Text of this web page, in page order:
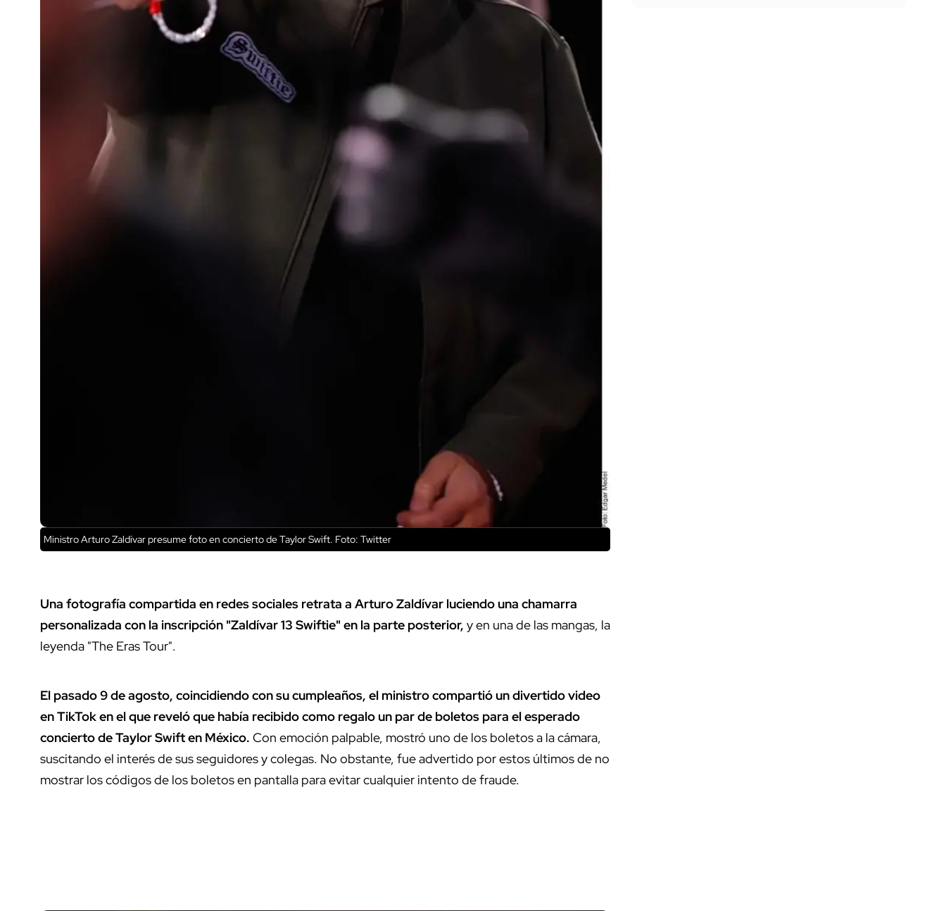
Ministro Arturo Zaldívar presume foto en concierto de Taylor Swift. Foto: Twitter
Una fotografía compartida en redes sociales retrata a Arturo Zaldívar luciendo una chamarra
personalizada con la inscripción "Zaldívar 13 Swiftie" en la parte posterior, y en una de las mangas, la
leyenda "The Eras Tour".
El pasado 9 de agosto, coincidiendo con su cumpleaños, el ministro compartió un divertido video
en TikTok en el que reveló que había recibido como regalo un par de boletos para el esperado
concierto de Taylor Swift en México. Con emoción palpable, mostró uno de los boletos a la cámara,
suscitando el interés de sus seguidores y colegas. No obstante, fue advertido por estos últimos de no
mostrar los códigos de los boletos en pantalla para evitar cualquier intento de fraude.